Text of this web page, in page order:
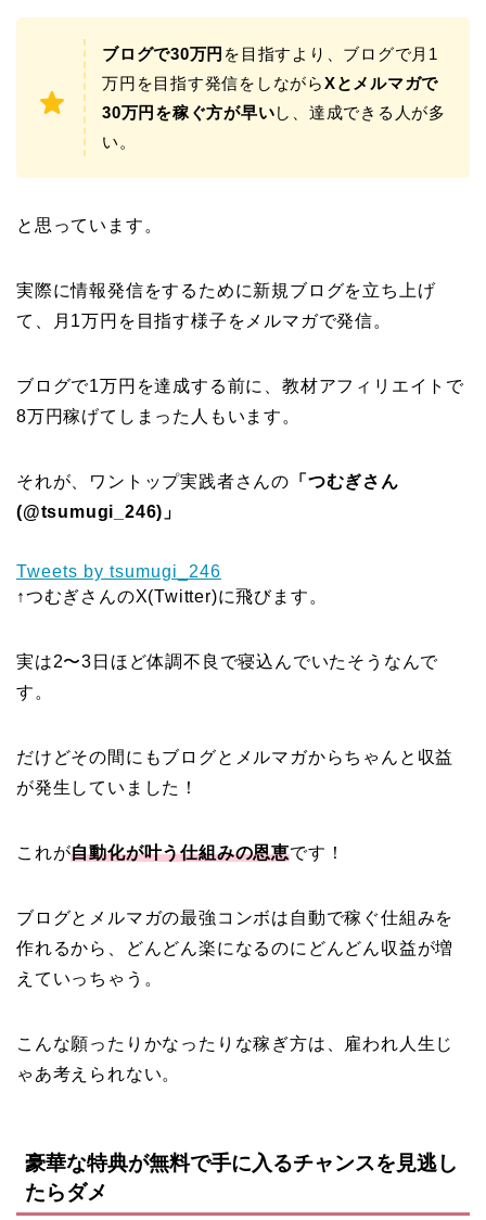
ブログで30万円 を目指すより、ブログで月1
万円を目指す発信をしながらXとメルマガで
30万円を稼ぐ方が早いし、達成できる人が多
い。
と思っています。
実際に情報発信をするために新規ブログを立ち上げ
て、月1万円を目指す様子をメルマガで発信。
ブログで1万円を達成する前に、教材アフィリエイトで
8万円稼げてしまった人もいます。
それが、ワントップ実践者さんの 「つむぎさん
(@tsumugi_246)」
Tweets by tsumugi_246
↑つむぎさんのX(Twitter)に飛びます。
実は2〜3日ほど体調不良で寝込んでいたそうなんで
す。
だけどその間にもブログとメルマガからちゃんと収益
が発生していました！
これが自動化が叶う仕組みの恩恵です！
ブログとメルマガの最強コンボは自動で稼ぐ仕組みを
作れるから、どんどん楽になるのにどんどん収益が増
えていっちゃう。
こんな願ったりかなったりな稼ぎ方は、雇われ人生じ
ゃあ考えられない。
豪華な特典が無料で手に入るチャンスを見逃し
たらダメ